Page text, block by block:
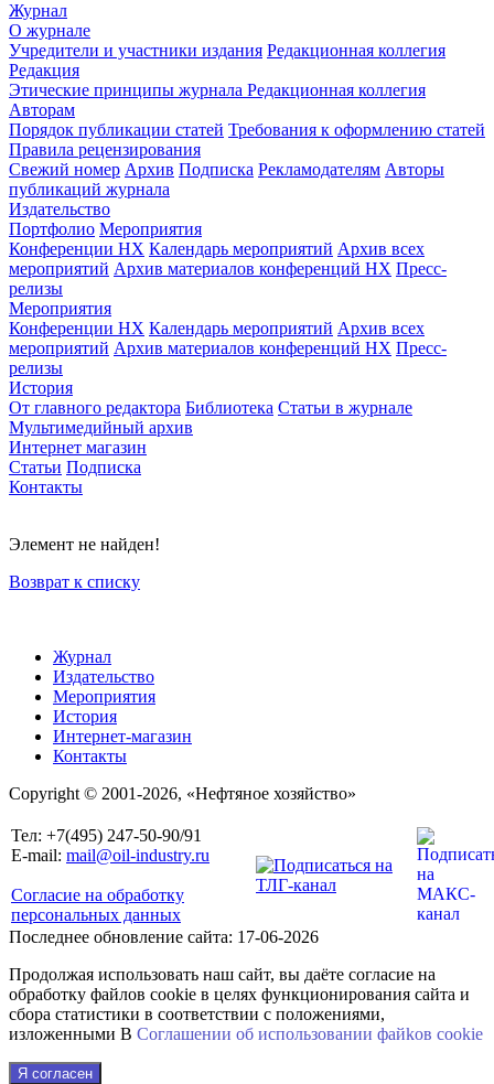
Журнал
О журнале
Учредители и участники издания Редакционная коллегия
Редакция
Этические принципы журнала Редакционная коллегия
Авторам
Порядок публикации статей Требования к оформлению статей
Правила рецензирования
Свежий номер Архив Подписка Рекламодателям Авторы
публикаций журнала
Издательство
Портфолио Мероприятия
Конференции НХ Календарь мероприятий Архив всех
мероприятий Архив материалов конференций НХ Пресс-
релизы
Мероприятия
Конференции НХ Календарь мероприятий Архив всех
мероприятий Архив материалов конференций НХ Пресс-
релизы
История
От главного редактора Библиотека Статьи в журнале
Мультимедийный архив
Интернет магазин
Статьи Подписка
Контакты
Элемент не найден!
Возврат к списку
Журнал
Издательство
Мероприятия
История
Интернет-магазин
Контакты
Copyright © 2001-2026, «Нефтяное хозяйство»
Тел: +7(495) 247-50-90/91
E-mail: mail@oil-industry.ru
Согласие на обработку
персональных данных
Последнее обновление сайта: 17-06-2026
Продолжая использовать наш сайт, вы даёте согласие на
обработку файлов cookie в целях функционирования сайта и
сбора статистики в соответствии с положениями,
изложенными В Соглашении об использовании файkов cookie
Я согласен